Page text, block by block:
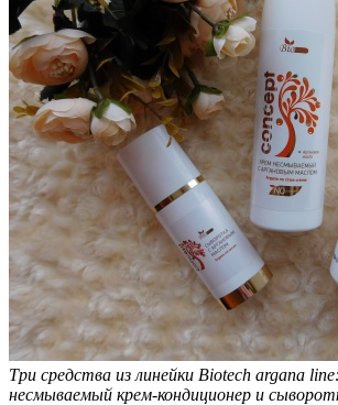
Три средства из линейки Biotech argana
несмываемый крем-кондиционер и